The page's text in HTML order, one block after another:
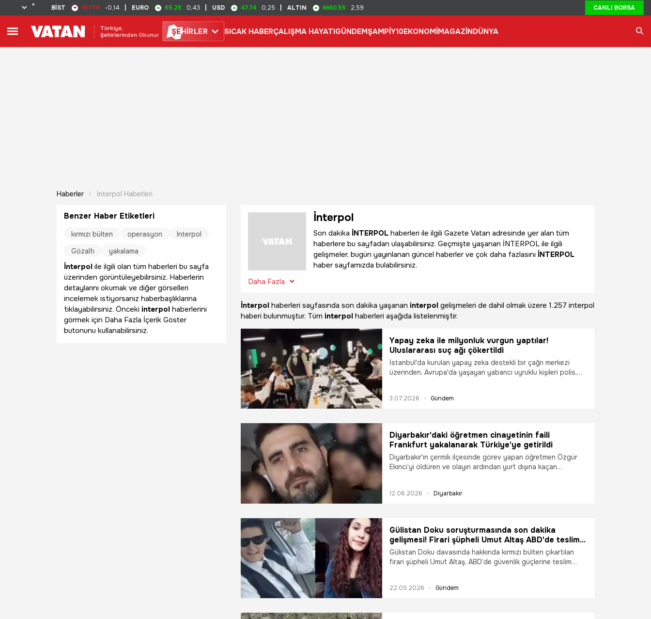
° BİST 13.779 -0,14 EURO 55.25 0,43 USD 47.74 0,25 ALTIN 6660,55 2,59 CANLI BORSA
Türkiye,
Şehirlerinden Okunur
ŞEHİRLER SICAK HABERÇALIŞMA HAYATIGÜNDEMŞAMPİY10EKONOMİMAGAZİNDÜNYA
Haberler İnterpol Haberleri
İnterpol
Son dakika İNTERPOL haberleri ile ilgili Gazete Vatan adresinde yer alan tüm
haberlere bu sayfadan ulaşabilirsiniz. Geçmişte yaşanan İNTERPOL ile ilgili
gelişmeler, bugün yayınlanan güncel haberler ve çok daha fazlasını İNTERPOL
haber sayfamızda bulabilirsiniz.
Daha Fazla
İnterpol haberleri sayfasında son dakika yaşanan interpol gelişmeleri de dahil olmak üzere 1.257 interpol
haberi bulunmuştur. Tüm interpol haberleri aşağıda listelenmiştir.
Yapay zeka ile milyonluk vurgun yaptılar!
Uluslararası suç ağı çökertildi
İstanbul'da kurulan yapay zeka destekli bir çağrı merkezi
üzerinden, Avrupa'da yaşayan yabancı uyruklu kişileri polis,
operasyonda 51 şüpheli kıskıvrak yakalandı.
3.07.2026 Gündem
Diyarbakır'daki öğretmen cinayetinin faili
Frankfurt yakalanarak Türkiye'ye getirildi
Diyarbakır'ın çermik ilçesinde görev yapan öğretmen Özgür
Ekinci’yi öldüren ve olayın ardından yurt dışına kaçan
12.06.2026 Diyarbakır
Gülistan Doku soruşturmasında son dakika
gelişmesi! Firari şüpheli Umut Altaş ABD'de teslim
oldu
Gülistan Doku davasında hakkında kırmızı bülten çıkartılan
firari şüpheli Umut Altaş, ABD’de güvenlik güçlerine teslim
22.05.2026 Gündem
Benzer Haber Etiketleri
kırmızı bülten operasyon
Interpol
Gözaltı
yakalama
İnterpol ile ilgili olan tüm haberleri bu sayfa
üzerinden görüntüleyebilirsiniz. Haberlerin
detaylarını okumak ve diğer görselleri
incelemek istiyorsanız haberbaşlıklarına
tıklayabilirsiniz. Önceki interpol haberlerini
görmek için Daha Fazla İçerik Göster
butonunu kullanabilirsiniz.